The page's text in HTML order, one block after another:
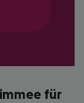
für